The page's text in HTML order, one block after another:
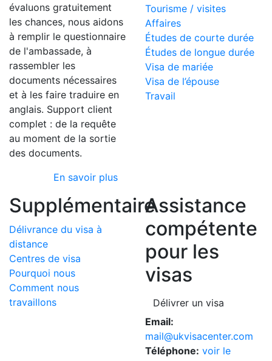
évaluons gratuitement
les chances, nous aidons
à remplir le questionnaire
de l'ambassade, à
rassembler les
documents nécessaires
et à les faire traduire en
anglais. Support client
complet : de la requête
au moment de la sortie
des documents.
En savoir plus
Tourisme / visites
Affaires
Études de courte durée
Études de longue durée
Visa de mariée
Visa de l’épouse
Travail
Supplémentaire
Délivrance du visa à
distance
Centres de visa
Pourquoi nous
Comment nous
travaillons
Assistance
compétente
pour les
visas
Délivrer un visa
Email:
mail@ukvisacenter.com
Téléphone: voir le